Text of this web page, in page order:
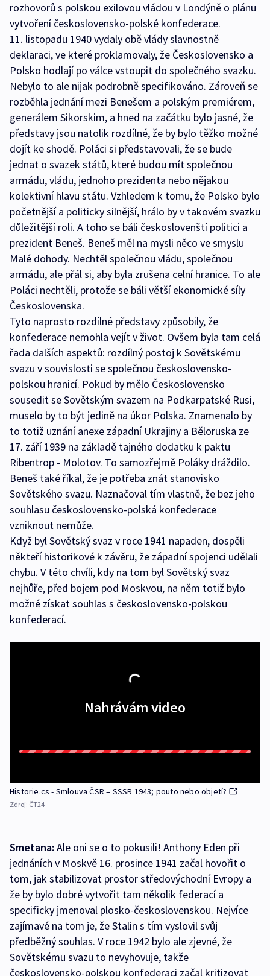
rozhovorů s polskou exilovou vládou v Londýně o plánu
vytvoření československo-polské konfederace.
11. listopadu 1940 vydaly obě vlády slavnostně
deklaraci, ve které proklamovaly, že Československo a
Polsko hodlají po válce vstoupit do společného svazku.
Nebylo to ale nijak podrobně specifikováno. Zároveň se
rozběhla jednání mezi Benešem a polským premiérem,
generálem Sikorskim, a hned na začátku bylo jasné, že
představy jsou natolik rozdílné, že by bylo těžko možné
dojít ke shodě. Poláci si představovali, že se bude
jednat o svazek států, které budou mít společnou
armádu, vládu, jednoho prezidenta nebo nějakou
kolektivní hlavu státu. Vzhledem k tomu, že Polsko bylo
početnější a politicky silnější, hrálo by v takovém svazku
důležitější roli. A toho se báli českoslovenští politici a
prezident Beneš. Beneš měl na mysli něco ve smyslu
Malé dohody. Nechtěl společnou vládu, společnou
armádu, ale přál si, aby byla zrušena celní hranice. To ale
Poláci nechtěli, protože se báli větší ekonomické síly
Československa.
Tyto naprosto rozdílné představy způsobily, že
konfederace nemohla vejít v život. Ovšem byla tam celá
řada dalších aspektů: rozdílný postoj k Sovětskému
svazu v souvislosti se společnou československo-
polskou hranicí. Pokud by mělo Československo
sousedit se Sovětským svazem na Podkarpatské Rusi,
muselo by to být jedině na úkor Polska. Znamenalo by
to totiž uznání anexe západní Ukrajiny a Běloruska ze
17. září 1939 na základě tajného dodatku k paktu
Ribentrop - Molotov. To samozřejmě Poláky dráždilo.
Beneš také říkal, že je potřeba znát stanovisko
Sovětského svazu. Naznačoval tím vlastně, že bez jeho
souhlasu československo-polská konfederace
vzniknout nemůže.
Když byl Sovětský svaz v roce 1941 napaden, dospěli
někteří historikové k závěru, že západní spojenci udělali
chybu. V této chvíli, kdy na tom byl Sovětský svaz
nejhůře, před bojem pod Moskvou, na něm totiž bylo
možné získat souhlas s československo-polskou
konfederací.
Nahrávám video
Historie.cs - Smlouva ČSR – SSSR 1943; pouto nebo objetí?
Zdroj: ČT24
Smetana: Ale oni se o to pokusili! Anthony Eden při
jednáních v Moskvě 16. prosince 1941 začal hovořit o
tom, jak stabilizovat prostor středovýchodní Evropy a
že by bylo dobré vytvořit tam několik federací a
specificky jmenoval plosko-československou. Nejvíce
zajímavé na tom je, že Stalin s tím vyslovil svůj
předběžný souhlas. V roce 1942 bylo ale zjevné, že
Sovětskému svazu to nevyhovuje, takže
československo-polskou konfederaci začal kritizovat